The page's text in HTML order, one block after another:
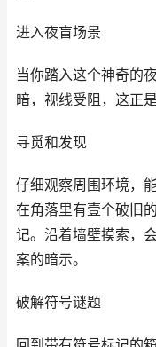
进入夜盲场景
当你踏入这个神奇的
暗，视线受阻，这正
寻觅和发现
仔细观察周围环境，
在角落里有壹个破旧
记。沿着墙壁摸索，
案的暗示。
破解符号谜题